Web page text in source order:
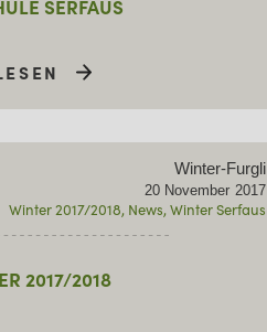
SERFAUS
Winter-Furgli
20 November 2017
Winter 2017/2018 News Winter Serfaus
2017/2018